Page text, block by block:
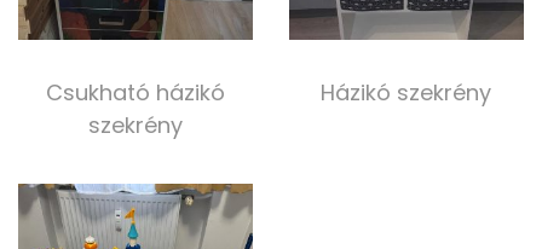
Csukható házikó
szekrény
Select options
Házikó szekrény